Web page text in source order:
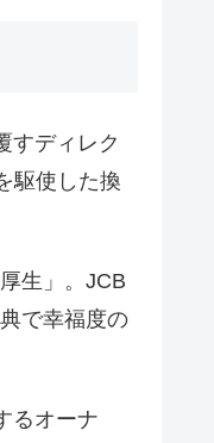
すディレク
駆使した換
生」。JCB
で幸福度の
るオーナ